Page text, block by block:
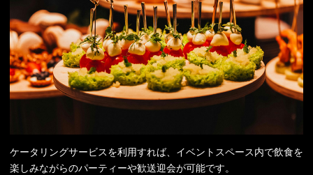
ケータリングサービスを利用すれば、イベントスペース内で飲食を
楽しみながらのパーティーや歓送迎会が可能です。